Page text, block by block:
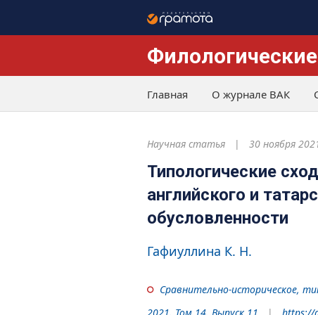
Главная О журнале ВАК
Научная статья 30 ноября
Типологические
английского и
обусловленности
Гафиуллина К. Н.
Сравнительно-историческое,